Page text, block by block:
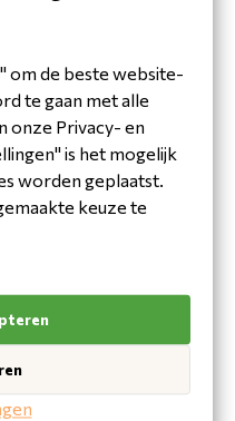
Depot
nodig bij het maken
op met onze adviseurs:
om de beste website-
te gaan met alle
onze Privacy- en
is het mogelijk
worden geplaatst.
keuze te